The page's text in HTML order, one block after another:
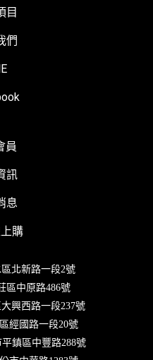
目
們
員
訊
息
購
北新路一段2號
區中原路486號
興西路一段237號
經國路一段20號
鎮區中豐路288號